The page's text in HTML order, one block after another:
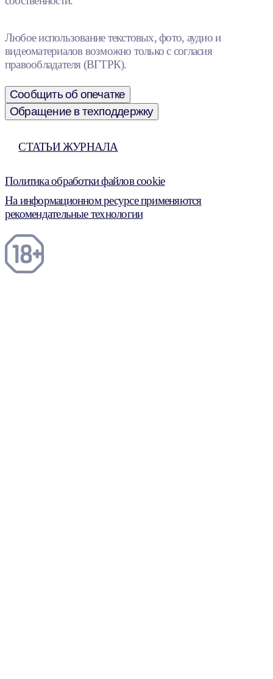
Любое использование текстовых, фото, аудио и
видеоматериалов возможно только с согласия
правообладателя (ВГТРК).
Сообщить об опечатке
Обращение в техподдержку
СТАТЬИ ЖУРНАЛА
Политика обработки файлов cookie
На информационном ресурсе применяются
рекомендательные технологии